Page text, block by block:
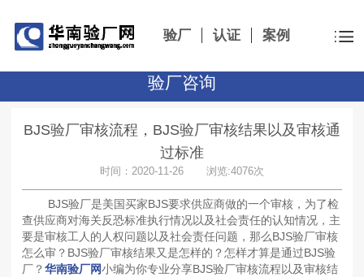
验厂 认证 案例
验厂咨询
BJS验厂审核流程，BJS验厂审核结果以及审核通
过标准
时间：2020-11-26 浏览:4076次
BJS验厂是美国买家BJS要求供应商做的一个审核，为了检
查供应商对海关反恐标准执行情况以及社会责任的认知情况，主
要是审核工人的人权问题以及社会责任问题，那么BJS验厂审核
怎么审？BJS验厂审核结果又是怎样的？怎样才算是通过BJS验
厂？华南验厂网小编为你专业分享BJS验厂审核流程以及审核结